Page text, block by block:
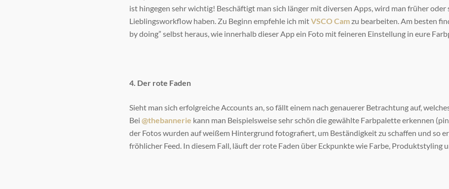
ist hingegen sehr wichtig! Beschäftigt man sich länger mit diversen Apps, wird man früher oder
Lieblingsworkflow haben. Zu Beginn empfehle ich mitVSCO Camzu bearbeiten. Am besten
by doing” selbst heraus, wie innerhalb dieser App ein Foto mit feineren Einstellung in eure
4. Der rote Faden
Sieht man sich erfolgreiche Accounts an, so fällt einem nach genauerer Betrachtung auf,
Bei @thebannerie kann man Beispielsweise sehr schön die gewählte Farbpalette erkennen
der Fotos wurden auf weißem Hintergrund fotografiert, um Beständigkeit zu schaffen und so
fröhlicher Feed. In diesem Fall, läuft der rote Faden über Eckpunkte wie Farbe, Produktstyling